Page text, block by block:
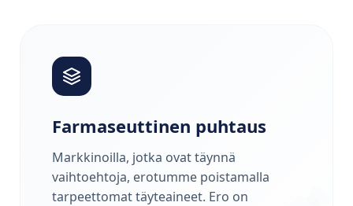
Farmaseuttinen puhtaus
Markkinoilla, jotka ovat täynnä
vaihtoehtoja, erotumme poistamalla
tarpeettomat täyteaineet. Ero on